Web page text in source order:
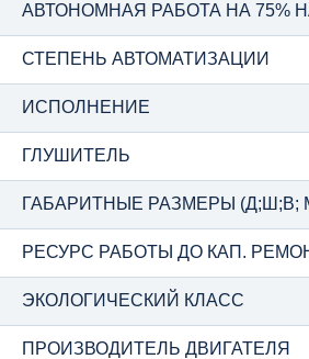
АВТОНОМНАЯ РАБОТА НА 75%
СТЕПЕНЬ АВТОМАТИЗАЦИИ
ИСПОЛНЕНИЕ
ГЛУШИТЕЛЬ
ГАБАРИТНЫЕ РАЗМЕРЫ (Д;Ш;В;
РЕСУРС РАБОТЫ ДО КАП.
ЭКОЛОГИЧЕСКИЙ КЛАСС
ПРОИЗВОДИТЕЛЬ ДВИГАТЕЛЯ